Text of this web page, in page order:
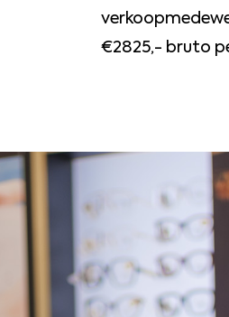
€2825,- bruto